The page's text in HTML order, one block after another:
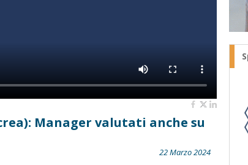
Manager valutati anche su
22 Marzo 2024